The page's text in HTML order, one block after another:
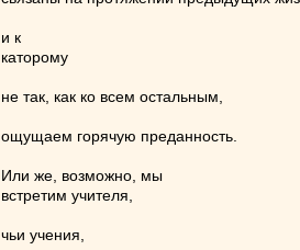
и к
каторому
не так, как ко всем остальным,
ощущаем горячую преданность.
Или же, возможно, мы
встретим учителя,
чьи учения,